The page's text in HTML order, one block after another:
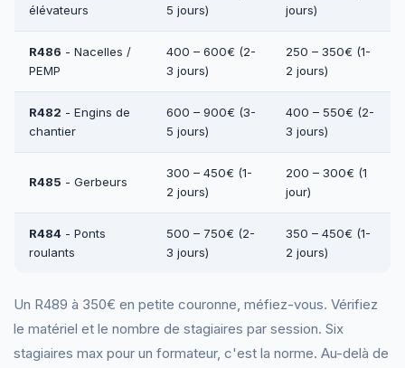
élévateurs
5 jours)
jours)
R486 - Nacelles /
PEMP
400 – 600€ (2-
3 jours)
250 – 350€ (1-
2 jours)
R482 - Engins de
chantier
600 – 900€ (3-
5 jours)
400 – 550€ (2-
3 jours)
R485 - Gerbeurs
300 – 450€ (1-
2 jours)
200 – 300€ (1
jour)
R484 - Ponts
roulants
500 – 750€ (2-
3 jours)
350 – 450€ (1-
2 jours)
Un R489 à 350€ en petite couronne, méfiez-vous. Vérifiez
le matériel et le nombre de stagiaires par session. Six
stagiaires max pour un formateur, c'est la norme. Au-delà de